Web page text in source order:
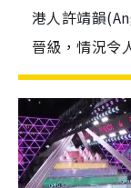
港人許靖韻
晉級，情況令